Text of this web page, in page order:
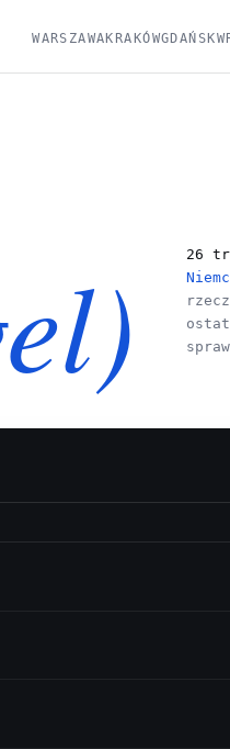
WARSZAWAKRAKÓWGDAŃSK
26